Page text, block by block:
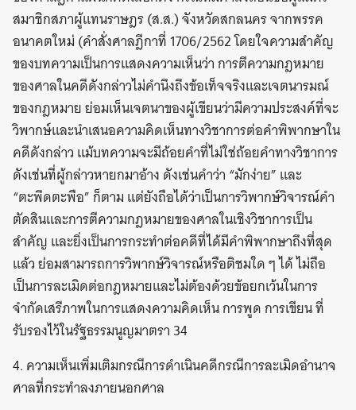
สมาชิกสภาผู้แทนราษฎร (ส.ส.) จังหวัดสกลนคร จากพรรค
อนาคตใหม่ (คำสั่งศาลฎีกาที่ 1706/2562 โดยใจความสำคัญ
ของบทความเป็นการแสดงความเห็นว่า การตีความกฎหมาย
ของศาลในคดีดังกล่าวไม่คำนึงถึงข้อเท็จจริงและเจตนารมณ์
ของกฎหมาย ย่อมเห็นเจตนาของผู้เขียนว่ามีความประสงค์ที่จะ
วิพากษ์และนำเสนอความคิดเห็นทางวิชาการต่อคำพิพากษาใน
คดีดังกล่าว แม้บทความจะมีถ้อยคำที่ไม่ใช่ถ้อยคำทางวิชาการ
ดังเช่นที่ผู้กล่าวหายกมาอ้าง ดังเช่นคำว่า “มักง่าย” และ
“ตะพึดตะพือ” ก็ตาม แต่ยังถือได้ว่าเป็นการวิพากษ์วิจารณ์คำ
ตัดสินและการตีความกฎหมายของศาลในเชิงวิชาการเป็น
สำคัญ และยิ่งเป็นการกระทำต่อคดีที่ได้มีคำพิพากษาถึงที่สุด
แล้ว ย่อมสามารถการวิพากษ์วิจารณ์หรือติชมใด ๆ ได้ ไม่ถือ
เป็นการละเมิดต่อกฎหมายและไม่ต้องด้วยข้อยกเว้นในการ
จำกัดเสรีภาพในการแสดงความคิดเห็น การพูด การเขียน ที่
รับรองไว้ในรัฐธรรมนูญมาตรา 34
4. ความเห็นเพิ่มเติมกรณีการดำเนินคดีกรณีการละเมิดอำนาจ
ศาลที่กระทำลงภายนอกศาล